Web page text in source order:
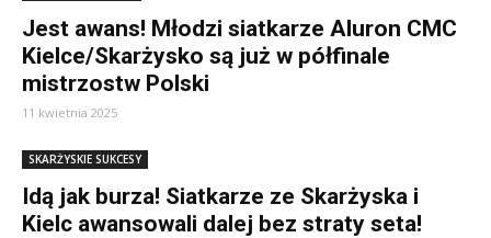
Jest awans! Młodzi siatkarze Aluron CMC
Kielce/Skarżysko są już w półfinale
mistrzostw Polski
11 kwietnia 2025
SKARŻYSKIE SUKCESY
Idą jak burza! Siatkarze ze Skarżyska i
Kielc awansowali dalej bez straty seta!